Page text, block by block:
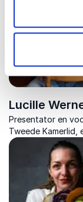
wereldbeeld
Lucille
Presentator en
Tweede Kamerlid,
diversiteit en
inspireert met
verhalen, media-
maatschappelijke